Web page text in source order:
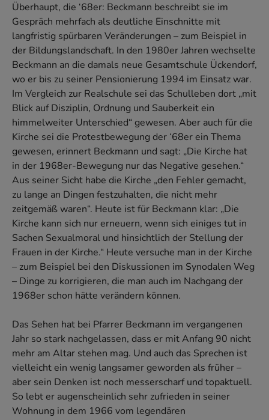
Überhaupt, die ‘68er: Beckmann beschreibt sie im
Gespräch mehrfach als deutliche Einschnitte mit
langfristig spürbaren Veränderungen – zum Beispiel in
der Bildungslandschaft. In den 1980er Jahren wechselte
Beckmann an die damals neue Gesamtschule Ückendorf,
wo er bis zu seiner Pensionierung 1994 im Einsatz war.
Im Vergleich zur Realschule sei das Schulleben dort „mit
Blick auf Disziplin, Ordnung und Sauberkeit ein
himmelweiter Unterschied“ gewesen. Aber auch für die
Kirche sei die Protestbewegung der ‘68er ein Thema
gewesen, erinnert Beckmann und sagt: „Die Kirche hat
in der 1968er-Bewegung nur das Negative gesehen.“
Aus seiner Sicht habe die Kirche „den Fehler gemacht,
zu lange an Dingen festzuhalten, die nicht mehr
zeitgemäß waren“. Heute ist für Beckmann klar: „Die
Kirche kann sich nur erneuern, wenn sich einiges tut in
Sachen Sexualmoral und hinsichtlich der Stellung der
Frauen in der Kirche.“ Heute versuche man in der Kirche
– zum Beispiel bei den Diskussionen im Synodalen Weg
– Dinge zu korrigieren, die man auch im Nachgang der
1968er schon hätte verändern können.
Das Sehen hat bei Pfarrer Beckmann im vergangenen
Jahr so stark nachgelassen, dass er mit Anfang 90 nicht
mehr am Altar stehen mag. Und auch das Sprechen ist
vielleicht ein wenig langsamer geworden als früher –
aber sein Denken ist noch messerscharf und topaktuell.
So lebt er augenscheinlich sehr zufrieden in seiner
Wohnung in dem 1966 vom legendären